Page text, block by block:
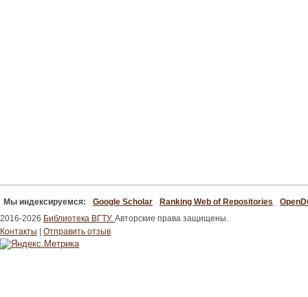
Мы индексируемся: Google Scholar Ranking Web of Repositories
2016-2026 Библиотека ВГТУ. Авторские права защищены.
Контакты
Отправить отзыв